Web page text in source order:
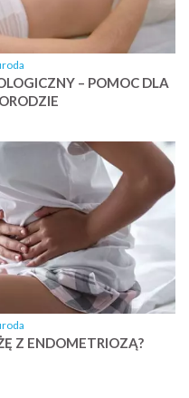
– POMOC DLA
Z ENDOMETRIOZĄ?